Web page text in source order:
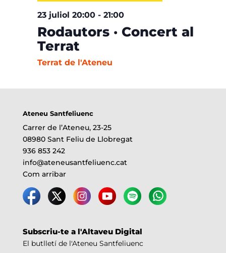
23 juliol 20:00- 21:00
Rodautors · Concert al
Terrat
Terrat de l'Ateneu
Ateneu Santfeliuenc
Carrer de l’Ateneu, 23-25
08980 Sant Feliu de Llobregat
936 853 242
info@ateneusantfeliuenc.cat
Com arribar
Subscriu-te a l'Altaveu Digital
El butlletí de l'Ateneu Santfeliuenc